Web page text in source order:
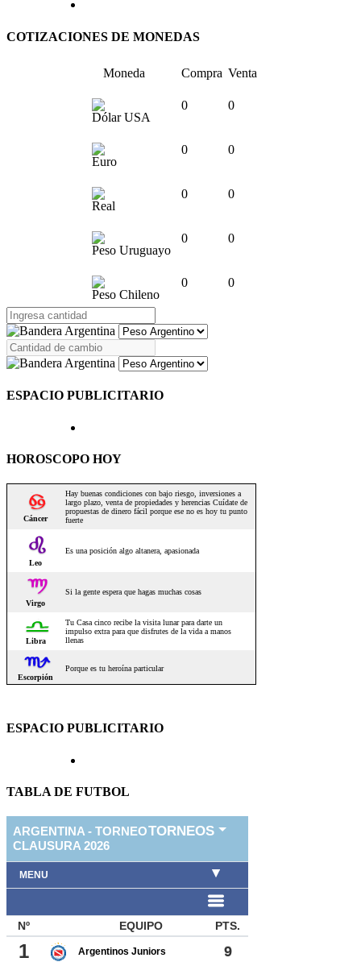
COTIZACIONES DE MONEDAS
Moneda Compra Venta
Dólar USA
0 0
Euro
0 0
Real
0 0
Peso Uruguayo
0 0
Peso Chileno
0 0
ESPACIO PUBLICITARIO
HOROSCOPO HOY
ESPACIO PUBLICITARIO
TABLA DE FUTBOL